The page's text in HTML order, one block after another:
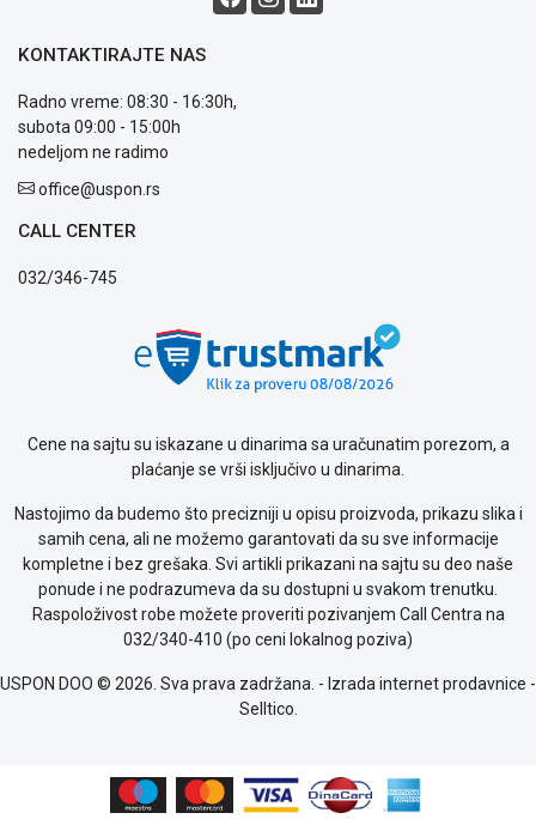
KONTAKTIRAJTE NAS
Radno vreme: 08:30 - 16:30h,
subota 09:00 - 15:00h
nedeljom ne radimo
office@uspon.rs
CALL CENTER
032/346-745
Cene na sajtu su iskazane u dinarima sa uračunatim porezom, a
plaćanje se vrši isključivo u dinarima.
Nastojimo da budemo što precizniji u opisu proizvoda, prikazu slika i
samih cena, ali ne možemo garantovati da su sve informacije
kompletne i bez grešaka. Svi artikli prikazani na sajtu su deo naše
ponude i ne podrazumeva da su dostupni u svakom trenutku.
Raspoloživost robe možete proveriti pozivanjem Call Centra na
032/340-410 (po ceni lokalnog poziva)
USPON DOO © 2026. Sva prava zadržana. - Izrada internet prodavnice -
Selltico.